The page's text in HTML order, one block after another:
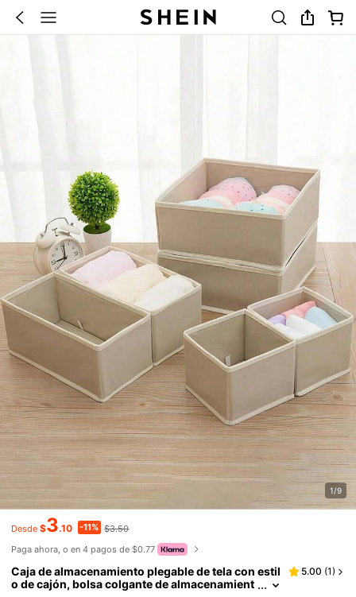
1/9
Desde $3.10 -11% $3.50
Paga ahora, o en 4 pagos de $0.77
Caja de almacenamiento plegable de tela con estil
o de cajón, bolsa colgante de almacenamient
5.00 (1)